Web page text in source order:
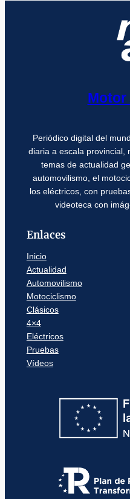
Motor
Periódico digital del
diaria a escala provincial,
temas de actualidad
automovilismo, el
los eléctricos, con
videoteca con
Enlaces
Inicio
Actualidad
Automovilismo
Motociclismo
Clásicos
4×4
Eléctricos
Pruebas
Vídeos